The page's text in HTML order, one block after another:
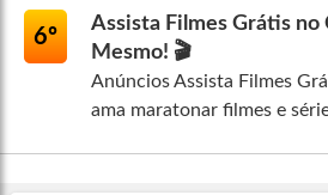
6º
Assista Filmes Grátis no
Mesmo! 🎬
Anúncios Assista Filmes
ama maratonar filmes e